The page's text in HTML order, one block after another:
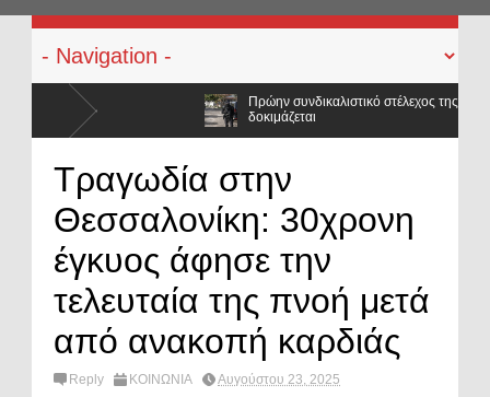
Πρώην συνδικαλιστικό στέλεχος της ΕΛ.ΑΣ. στο επίκεντρο δικογραφίας
δοκιμάζεται
κόσμου;
«Η Ελλάδα δεν είναι μόνο η Αθήνα»: Ηχηρό μήνυμα από τα Ιωάννινα –
περιφέρεια»
Τραγωδία στην
Θεσσαλονίκη: 30χρονη
έγκυος άφησε την
τελευταία της πνοή μετά
από ανακοπή καρδιάς
Reply ΚΟΙΝΩΝΙΑ Αυγούστου 23, 2025